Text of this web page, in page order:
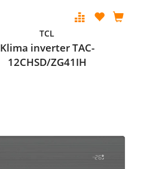
TCL
Klima inverter TAC-
12CHSD/ZG41IH